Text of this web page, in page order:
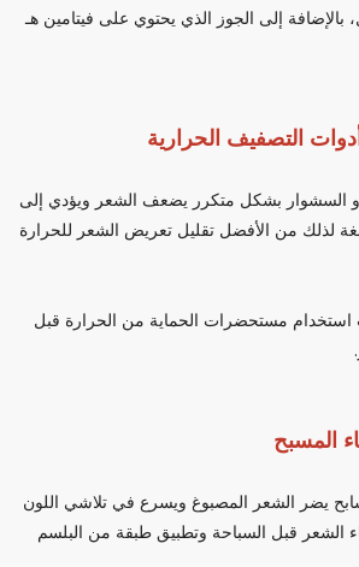
بالإضافة إلى الجوز الذي يحتوي على فيتامين هـ
التصفيف الحرارية
السشوار بشكل متكرر يضعف الشعر ويؤدي إلى
لذلك من الأفضل تقليل تعريض الشعر للحرارة
مستحضرات الحماية من الحرارة قبل
المسبح
يضر الشعر المصبوغ ويسرع في تلاشي اللون
الشعر قبل السباحة وتطبيق طبقة من البلسم